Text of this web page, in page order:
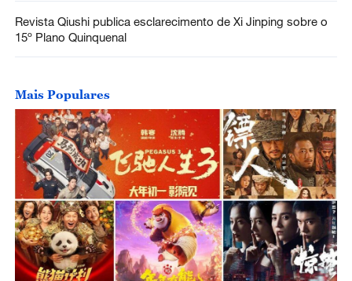
Revista Qiushi publica esclarecimento de Xi Jinping sobre o
15º Plano Quinquenal
Mais Populares